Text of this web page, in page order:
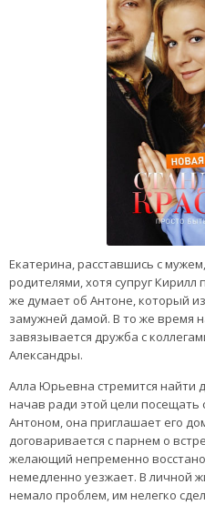
Екатерина, расставшись с
родителями, хотя супруг
же думает об Антоне, который
замужней дамой. В то же время
завязывается дружба с
Александры.
Алла Юрьевна стремится найти
начав ради этой цели посещать
Антоном, она приглашает его
договаривается с парнем о
желающий непременно
немедленно уезжает. В личной
немало проблем, им нелегко